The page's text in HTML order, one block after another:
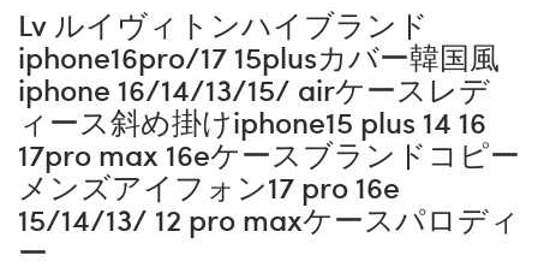
Lv ルイヴィトンハイブランド
iphone16pro/17 15plusカバー韓国風
iphone 16/14/13/15/ airケースレデ
ィース斜め掛けiphone15 plus 14 16
17pro max 16eケースブランドコピー
メンズアイフォン17 pro 16e
15/14/13/ 12 pro maxケースパロディ
ー